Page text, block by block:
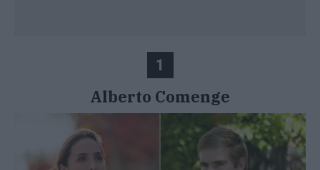
1
Alberto Comenge